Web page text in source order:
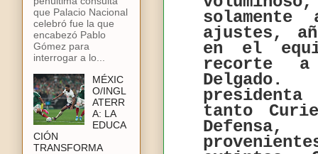
ajustes,
en el
recorte a
presidenta
tanto
que Palacio Nacional
celebró fue la que
encabezó Pablo
Gómez para
interrogar a lo...
MÉXIC
O/INGL
ATERR
A: LA
EDUCA
CIÓN
TRANSFORMA